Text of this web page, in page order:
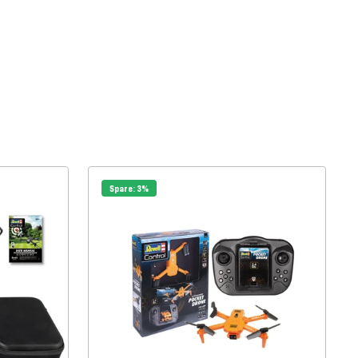
Spare: 3%